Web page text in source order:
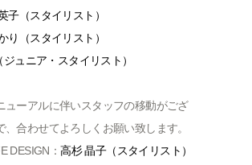
子（スタイリスト）
り（スタイリスト）
ジュニア・スタイリスト）
ューアルに伴いスタッフの移動がござ
、合わせてよろしくお願い致します。
DESIGN：高杉 晶子（スタイリスト）